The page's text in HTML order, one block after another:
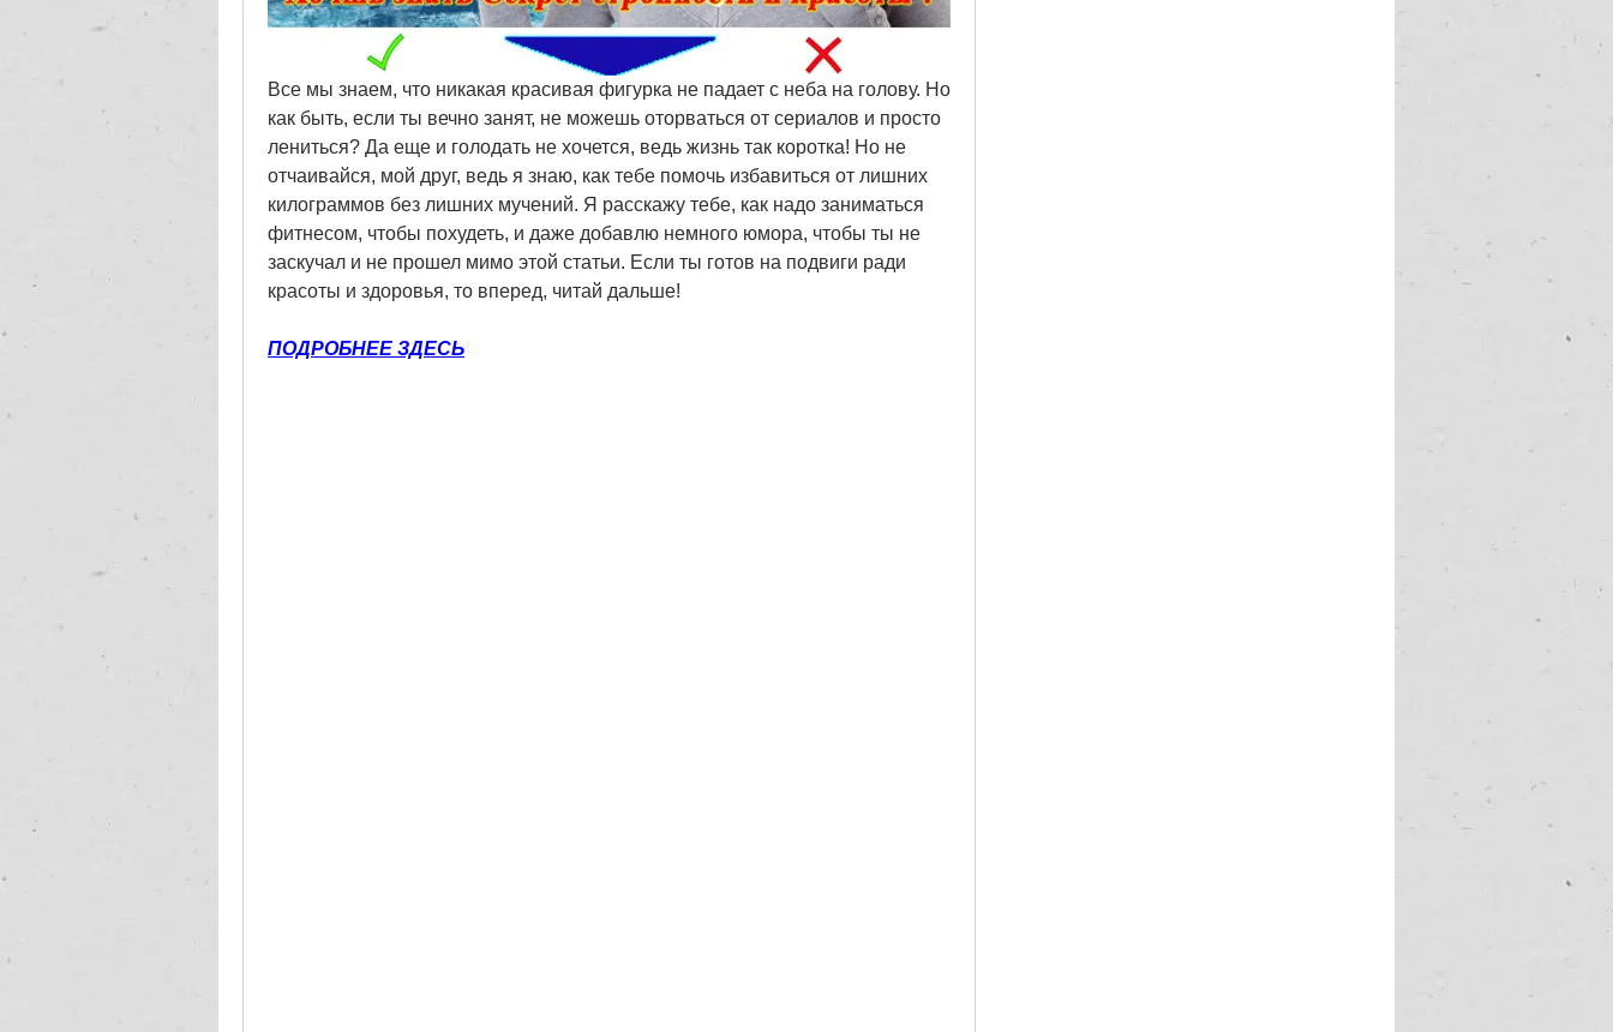
Все мы знаем, что никакая красивая фигурка не падает с неба на голову. Но
как быть, если ты вечно занят, не можешь оторваться от сериалов и просто
лениться? Да еще и голодать не хочется, ведь жизнь так коротка! Но не
отчаивайся, мой друг, ведь я знаю, как тебе помочь избавиться от лишних
килограммов без лишних мучений. Я расскажу тебе, как надо заниматься
фитнесом, чтобы похудеть, и даже добавлю немного юмора, чтобы ты не
заскучал и не прошел мимо этой статьи. Если ты готов на подвиги ради
красоты и здоровья, то вперед, читай дальше!
ПОДРОБНЕЕ ЗДЕСЬ